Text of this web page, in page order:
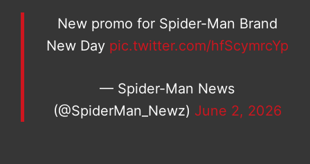
New promo for Spider-Man Brand
New Day pic.twitter.com/hfScymrcYp
— Spider-Man News
(@SpiderMan_Newz) June 2, 2026